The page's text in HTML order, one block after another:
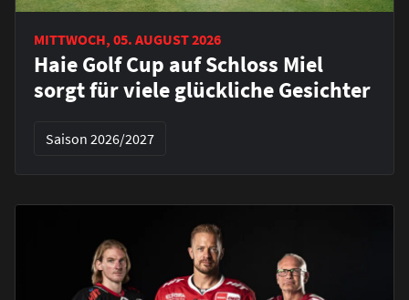
MITTWOCH, 05. AUGUST 2026
Haie Golf Cup auf Schloss Miel
sorgt für viele glückliche Gesichter
Saison 2026/2027